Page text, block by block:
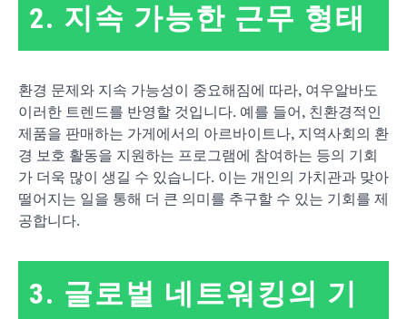
2. 지속 가능한 근무 형태
환경 문제와 지속 가능성이 중요해짐에 따라, 여우알바도
이러한 트렌드를 반영할 것입니다. 예를 들어, 친환경적인
제품을 판매하는 가게에서의 아르바이트나, 지역사회의 환
경 보호 활동을 지원하는 프로그램에 참여하는 등의 기회
가 더욱 많이 생길 수 있습니다. 이는 개인의 가치관과 맞아
떨어지는 일을 통해 더 큰 의미를 추구할 수 있는 기회를 제
공합니다.
3. 글로벌 네트워킹의 기